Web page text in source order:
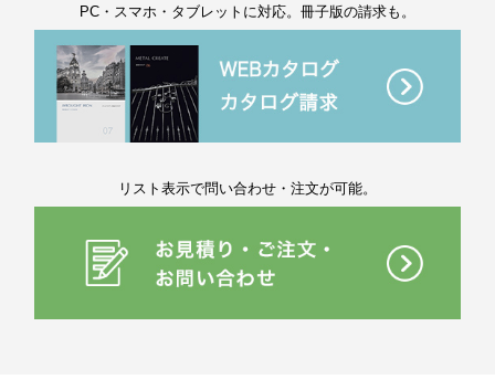
PC・スマホ・タブレットに対応。冊子版の請求も。
リスト表示で問い合わせ・注文が可能。